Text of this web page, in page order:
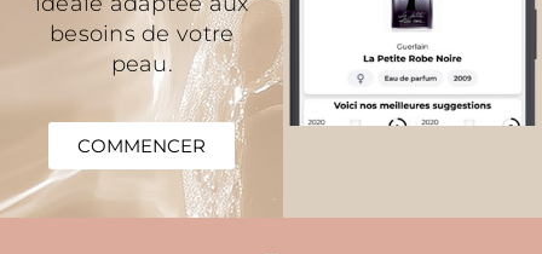
besoins de votre
peau.
COMMENCER